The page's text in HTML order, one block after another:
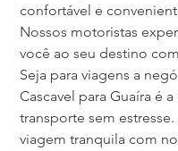
confortável e
Nossos motoristas
você ao seu destino
Seja para viagens a
Cascavel para Guaíra é
transporte sem
viagem tranquila com